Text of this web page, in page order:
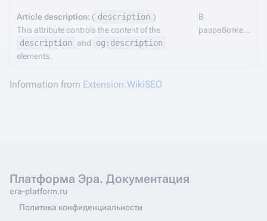
Article description: ( description )
This attribute controls the content of the
description
and
og:description
elements.
В
разработке...
Information from Extension:WikiSEO
Платформа Эра. Документация
era-platform.ru
Политика конфиденциальности